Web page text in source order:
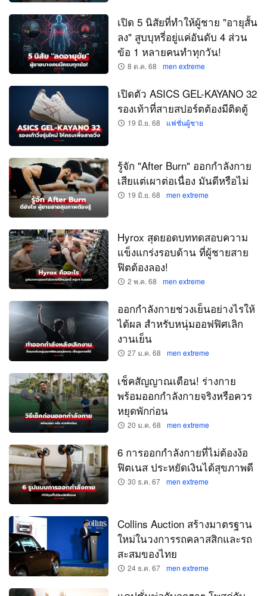
เปิด 5 นิสัยที่ทำให้ผู้ชาย "อายุสั้น
ลง" สูบบุหรี่อยู่แค่อันดับ 4 ส่วน
ข้อ 1 หลายคนทำทุกวัน!
8 ต.ค. 68 men extreme
เปิดตัว ASICS GEL-KAYANO 32
รองเท้าที่สายสปอร์ตต้องมีติดตู้
19 มิ.ย. 68 แฟชั่นผู้ชาย
รู้จัก "After Burn" ออกกำลังกาย
เสียแต่เผาต่อเนื่อง มันดีหรือไม่
19 มิ.ย. 68 men extreme
Hyrox สุดยอดบททดสอบความ
แข็งแกร่งรอบด้าน ที่ผู้ชายสาย
ฟิตต้องลอง!
2 พ.ค. 68 men extreme
ออกกำลังกายช่วงเย็นอย่างไรให้
ได้ผล สำหรับหนุ่มออฟฟิศเลิก
งานเย็น
27 ม.ค. 68 men extreme
เช็คสัญญาณเตือน! ร่างกาย
พร้อมออกกำลังกายจริงหรือควร
หยุดพักก่อน
20 ม.ค. 68 men extreme
6 การออกกำลังกายที่ไม่ต้องง้อ
ฟิตเนส ประหยัดเงินได้สุขภาพดี
30 ธ.ค. 67 men extreme
Collins Auction สร้างมาตรฐาน
ใหม่ในวงการรถคลาสสิกและรถ
สะสมของไทย
24 ธ.ค. 67 men extreme